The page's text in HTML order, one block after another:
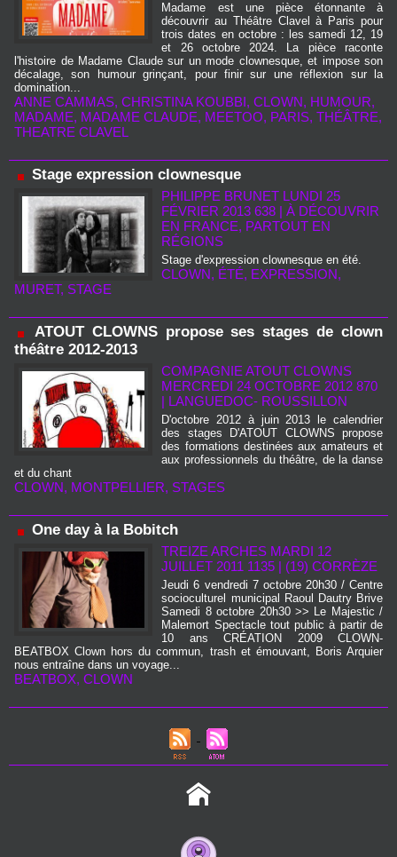
Madame est une pièce étonnante à
découvrir au Théâtre Clavel à Paris pour
trois dates en octobre : les samedi 12, 19
et 26 octobre 2024. La pièce raconte
l'histoire de Madame Claude sur un mode clownesque, et impose son
décalage, son humour grinçant, pour finir sur une réflexion sur la
domination...
ANNE CAMMAS, CHRISTINA KOUBBI, CLOWN, HUMOUR,
MADAME, MADAME CLAUDE, MEETOO, PARIS, THÉÂTRE,
THEATRE CLAVEL
Stage expression clownesque
PHILIPPE BRUNET LUNDI 25
FÉVRIER 2013 638 |À DÉCOUVRIR
EN FRANCE, PARTOUT EN
RÉGIONS
Stage d'expression clownesque en été.
CLOWN, ÉTÉ, EXPRESSION,
MURET, STAGE
ATOUT CLOWNS propose ses stages de clown
théâtre 2012-2013
COMPAGNIE ATOUT CLOWNS
MERCREDI 24 OCTOBRE 2012 870
| LANGUEDOC- ROUSSILLON
D'octobre 2012 à juin 2013 le calendrier
des stages D'ATOUT CLOWNS propose
des formations destinées aux amateurs et
aux professionnels du théâtre, de la danse
et du chant
CLOWN, MONTPELLIER, STAGES
One day à la Bobitch
TREIZE ARCHES MARDI 12
JUILLET 2011 1135 | (19) CORRÈZE
Jeudi 6 vendredi 7 octobre 20h30 / Centre
socioculturel municipal Raoul Dautry Brive
Samedi 8 octobre 20h30 >> Le Majestic /
Malemort Spectacle tout public à partir de
10 ans CRÉATION 2009 CLOWN-
BEATBOX Clown hors du commun, trash et émouvant, Boris Arquier
nous entraîne dans un voyage...
BEATBOX, CLOWN